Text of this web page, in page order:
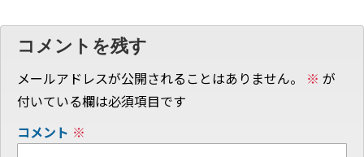
コメントを残す
メールアドレスが公開されることはありません。 ※ が
付いている欄は必須項目です
コメント ※